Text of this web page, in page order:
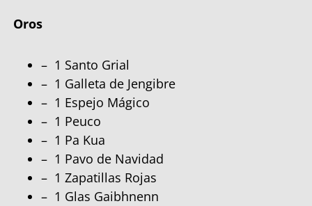
Oros
– 1 Santo Grial
– 1 Galleta de Jengibre
– 1 Espejo Mágico
– 1 Peuco
– 1 Pa Kua
– 1 Pavo de Navidad
– 1 Zapatillas Rojas
– 1 Glas Gaibhnenn